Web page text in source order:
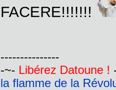
FACERE!!!!!!!
---------------
-~- Libérez Datoune !
la flamme de la